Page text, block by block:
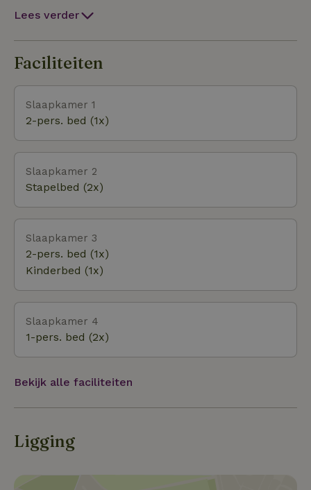
keuken is volledig ingericht met een vijf
heerlijke maaltijd te bereiden. Er is in het huis gratis
WiFi, Netflix en Nederlandse TV zenders.
door bos omringd dal waar de rivier de Huille
doodlopende weg die doorloopt als wandelpad
en officiële mountainbikeroute. Het ligt in een
rivier de Houille, waar je met laag water ook heerlijk
in kunt spelen en vertoeven. Voor de visliefhebber
kun je dus ook direct aan eigen tuin de hengel
uitgooien. De rivier zit vol forel! Voor de actieve
dagen kun je bij dit natuurhuisje talloze kanten op;
kajakken, wielrennen, wandelen, mountainbiken,
grotten ontdekken, etcetera.
Lees verder
Faciliteiten
Slaapkamer 1
2-pers. bed (1x)
Slaapkamer 2
Stapelbed (2x)
Slaapkamer 3
2-pers. bed (1x)
Kinderbed (1x)
Slaapkamer 4
1-pers. bed (2x)
Bekijk alle faciliteiten
Ligging